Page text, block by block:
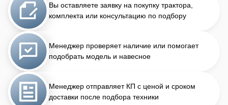
Вы оставляете заявку на покупку трактора,
комплекта или консультацию по подбору
Менеджер проверяет наличие или помогает
подобрать модель и навесное
Менеджер отправляет КП с ценой и сроком
доставки после подбора техники